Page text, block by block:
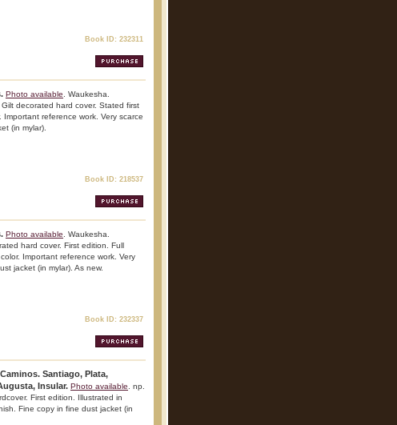
Book ID: 232311
Photo available . Waukesha.
decorated hard cover. Stated first
reference work. Very scarce
(in mylar).
Book ID: 218537
Photo available . Waukesha.
hard cover. First edition. Full
Important reference work. Very
jacket (in mylar). As new.
Book ID: 232337
Santiago, Plata,
Insular. Photo available . np.
First edition. Illustrated in
Fine copy in fine dust jacket (in